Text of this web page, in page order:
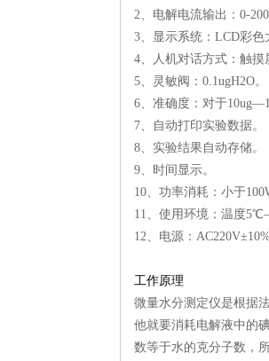
2、电解电流输出：0-
3、显示系统：LCD彩色
4、人机对话方式：触摸
5、灵敏阀：0.1ugH2O。
6、准确度：对于
7、自动打印实验数据。
8、实验结果自动存储。
9、时间显示。
10、功率消耗：小于
11、使用环境：温度
12、电源：
工作原理
微量水分测定仪是根据
他就要消耗电解液中的
数等于水的克分子数，